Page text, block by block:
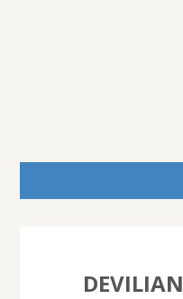
DEVILIAN